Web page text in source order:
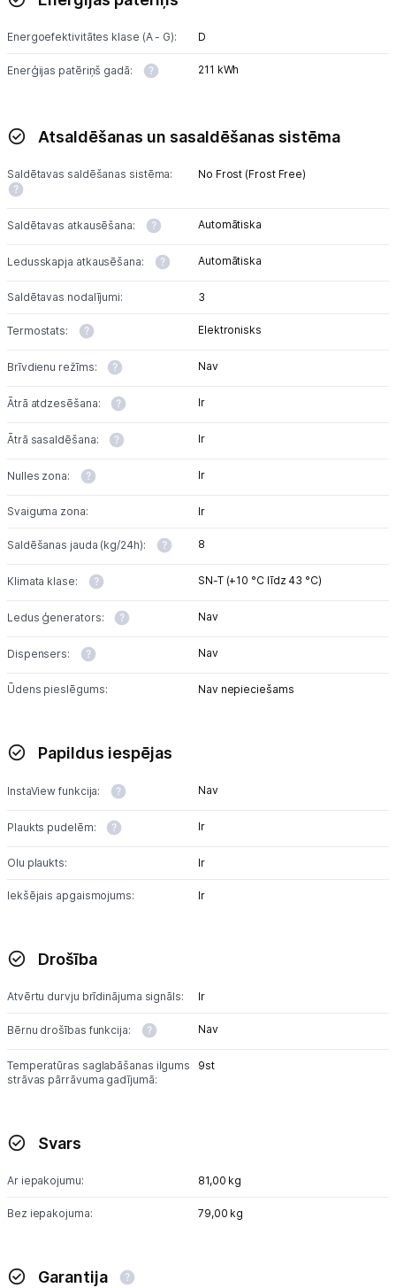
Energoefektivitātes klase (A - G): D
Enerģijas patēriņš gadā: 211 kWh
Atsaldēšanas un sasaldēšanas sistēma
Saldētavas saldēšanas sistēma: No Frost (Frost Free)
Saldētavas atkausēšana: Automātiska
Ledusskapja atkausēšana: Automātiska
Saldētavas nodalījumi: 3
Termostats: Elektronisks
Brīvdienu režīms: Nav
Ātrā atdzesēšana: Ir
Ātrā sasaldēšana: Ir
Nulles zona: Ir
Svaiguma zona: Ir
Saldēšanas jauda (kg/24h): 8
Klimata klase: SN-T (+10 °C līdz 43 °C)
Ledus ģenerators: Nav
Dispensers: Nav
Ūdens pieslēgums: Nav nepieciešams
Papildus iespējas
InstaView funkcija: Nav
Plaukts pudelēm: Ir
Olu plaukts: Ir
Iekšējais apgaismojums: Ir
Drošība
Atvērtu durvju brīdinājuma signāls: Ir
Bērnu drošības funkcija: Nav
Temperatūras saglabāšanas ilgums
strāvas pārrāvuma gadījumā:
9st
Svars
Ar iepakojumu: 81,00 kg
Bez iepakojuma: 79,00 kg
Garantija